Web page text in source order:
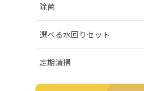
除菌
選べる水回りセット
定期清掃